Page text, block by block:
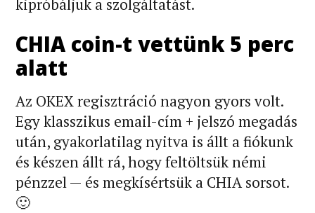
kipróbáljuk a szolgáltatást.
CHIA coin-t vettünk 5 perc
alatt
Az OKEX regisztráció nagyon gyors volt.
Egy klasszikus email-cím + jelszó megadás
után, gyakorlatilag nyitva is állt a fiókunk
és készen állt rá, hogy feltöltsük némi
pénzzel — és megkísértsük a CHIA sorsot.
🙂